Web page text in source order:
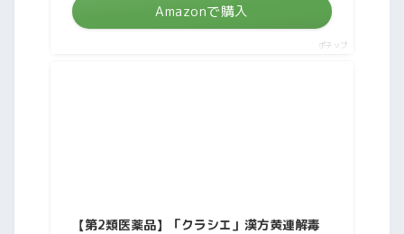
Amazonで購入
ポチップ
【第2類医薬品】「クラシエ」漢方黄連解毒